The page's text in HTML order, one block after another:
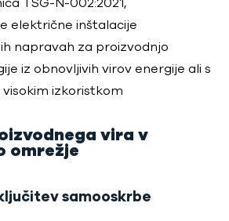
električne inštalacije
napravah za proizvodnjo
iz obnovljivih virov energije ali s
izkoristkom
vira v
omrežje
samooskrbe